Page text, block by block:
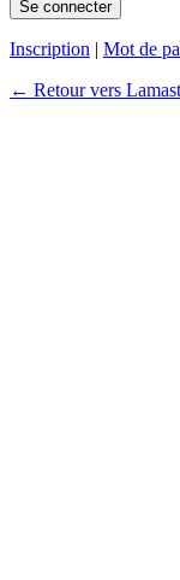
Inscription | Mot de
← Retour vers